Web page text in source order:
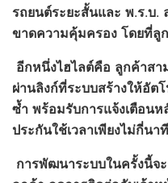
รถยนต์ระยะสั้นและ พ.ร.บ.
ขาดความคุ้มครอง โดยที่ลู
อีกหนึ่งไฮไลต์คือ ลูกค้าสา
ผ่านลิงก์ที่ระบบสร้างให้อัต
ซ้ำ พร้อมรับการแจ้งเตือนห
ประกันใช้เวลาเพียงไม่กี่นาที
การพัฒนาระบบในครั้งนี้จ